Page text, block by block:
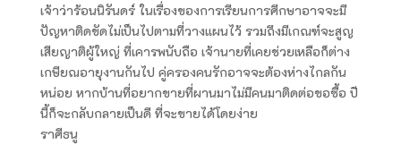
เจ้าว่าร้อนนิรันดร์ ในเรื่องของการเรียนการศึกษาอาจจะมี
ปัญหาติดขัดไม่เป็นไปตามที่วางแผนไว้ รวมถึงมีเกณฑ์จะสูญ
เสียญาติผู้ใหญ่ ที่เคารพนับถือ เจ้านายที่เคยช่วยเหลือก็ต่าง
เกษียณอายุงานกันไป คู่ครองคนรักอาจจะต้องห่างไกลกัน
หน่อย หากบ้านที่อยากขายที่ผานมาไม่มีคนมาติดต่อขอซื้อ ปี
นี้ก็จะกลับกลายเป็นดี ที่จะขายได้โดยง่าย
ราศีธนู